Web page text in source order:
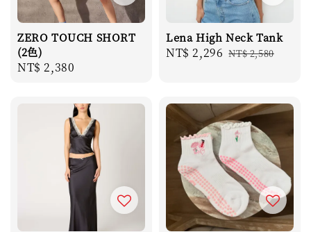
ZERO TOUCH SHORT
(2色)
Regular
NT$ 2,380
Lena High Neck Tank
Sale
NT$ 2,296 Regular
NT$ 2,580